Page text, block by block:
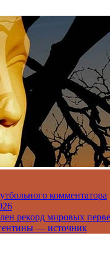
комментатора
рекорд мировых
— источник